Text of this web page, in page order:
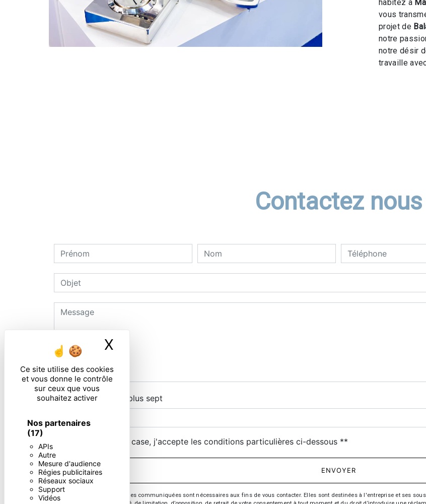
Ce site utilise des cookies
et vous donne le contrôle
sur ceux que vous
souhaitez activer
Nos partenaires
(17)
APIs
Autre
Mesure d'audience
Régies publicitaires
Réseaux sociaux
Support
Vidéos
X
habitez à
vous
projet de
notre
notre désir
travaille
Contactez nous
Combien font sept plus sept
En cochant cette case, j'accepte les conditions particulières ci-dessous **
ENVOYER
** Les données personnelles communiquées sont nécessaires aux fins de vous contacter. Elles sont destinées à l'entreprise et ses